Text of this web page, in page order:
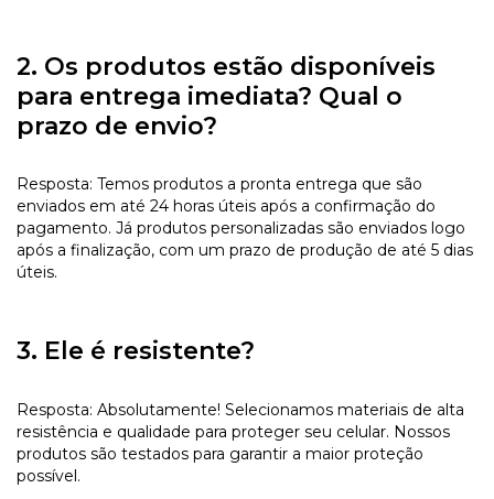
2. Os produtos estão disponíveis
para entrega imediata? Qual o
prazo de envio?
Resposta: Temos produtos a pronta entrega que são
enviados em até 24 horas úteis após a confirmação do
pagamento. Já produtos personalizadas são enviados logo
após a finalização, com um prazo de produção de até 5 dias
úteis.
3. Ele é resistente?
Resposta: Absolutamente! Selecionamos materiais de alta
resistência e qualidade para proteger seu celular. Nossos
produtos são testados para garantir a maior proteção
possível.